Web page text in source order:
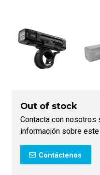
Out of stock
Contacta con nosotros
información sobre
Contáctenos